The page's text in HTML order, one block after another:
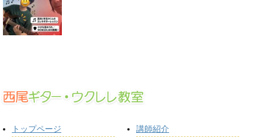
トップページ 講師紹介